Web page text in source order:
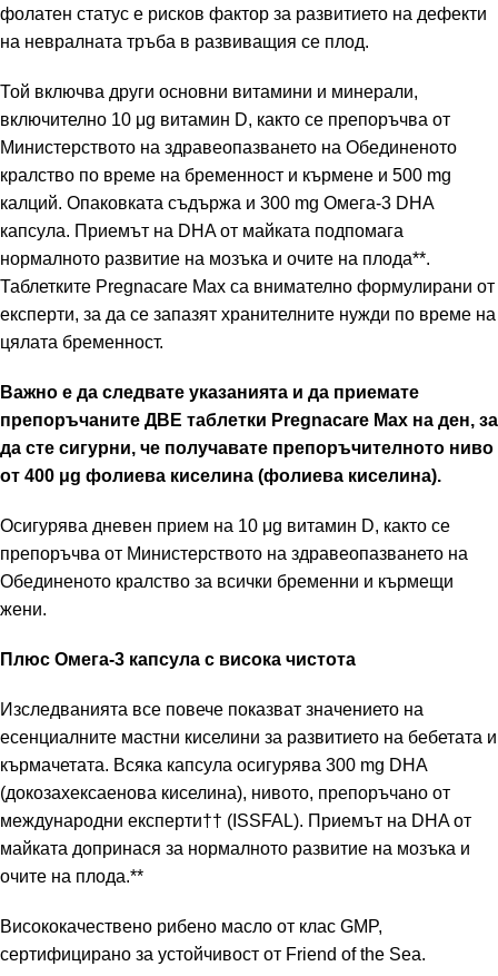
фолатен статус е рисков фактор за развитието на дефекти
на невралната тръба в развиващия се плод.
Той включва други основни витамини и минерали,
включително 10 μg витамин D, както се препоръчва от
Министерството на здравеопазването на Обединеното
кралство по време на бременност и кърмене и 500 mg
калций. Опаковката съдържа и 300 mg Омега-3 DHA
капсула. Приемът на DHA от майката подпомага
нормалното развитие на мозъка и очите на плода**.
Таблетките Pregnacare Max са внимателно формулирани от
експерти, за да се запазят хранителните нужди по време на
цялата бременност.
Важно е да следвате указанията и да приемате
препоръчаните ДВЕ таблетки Pregnacare Max на ден, за
да сте сигурни, че получавате препоръчителното ниво
от 400 μg фолиева киселина (фолиева киселина).
Осигурява дневен прием на 10 μg витамин D, както се
препоръчва от Министерството на здравеопазването на
Обединеното кралство за всички бременни и кърмещи
жени.
Плюс Омега-3 капсула с висока чистота
Изследванията все повече показват значението на
есенциалните мастни киселини за развитието на бебетата и
кърмачетата. Всяка капсула осигурява 300 mg DHA
(докозахексаенова киселина), нивото, препоръчано от
международни експерти†† (ISSFAL). Приемът на DHA от
майката допринася за нормалното развитие на мозъка и
очите на плода.**
Висококачествено рибено масло от клас GMP,
сертифицирано за устойчивост от Friend of the Sea.